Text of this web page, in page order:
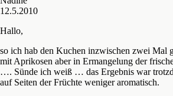
12.5.2010
Hallo,
so ich hab den Kuchen inzwischen zwei Mal
mit Aprikosen aber in Ermangelung der
…. Sünde ich weiß … das Ergebnis war
auf Seiten der Früchte weniger aromatisch.